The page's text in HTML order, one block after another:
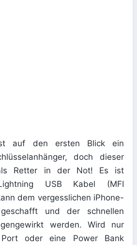
auf den ersten Blick ein
doch dieser
Retter in der Not! Es ist
USB Kabel (MFI
dem vergesslichen iPhone-
und der schnellen
werden. Wird nur
oder eine Power Bank